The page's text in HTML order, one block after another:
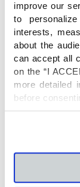
improve our
to
interests,
about the
can accept all
on the “I
more detailed
before
"Personalize"
La
el
También
uso de las